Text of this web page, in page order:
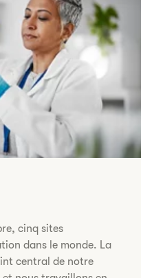
cinq sites
dans le monde. La
central de notre